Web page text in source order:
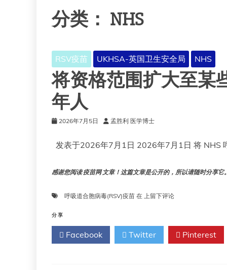
分类： NHS
RSV疫苗 UKHSA-英国卫生安全局 NHS
将资格范围扩大至某
年人
2026年7月5日 孟胜利 医学博士
发表于2026年7月1日 2026年7月1日 将 NHS
感谢您阅读 疫苗网 文章！这篇文章是公开的，所以请随时分享
呼吸道合胞病毒(RSV)疫苗 在 将
范
围
扩
上留下评论
分享
Facebook Twitter Pinterest